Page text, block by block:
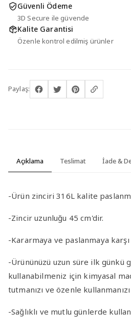
Güvenli Ödeme
3D Secure ile güvende
Kalite Garantisi
Özenle kontrol edilmiş ürünler
Paylaş:
Açıklama Teslimat İade &
-Ürün zinciri 316L kalite
-Zincir uzunluğu 45 cm'dir.
-Kararmaya ve paslanmaya
-Ürününüzü uzun süre ilk günkü
kullanabilmeniz için kimyasal
tutmanızı ve özenle
-Sağlıklı ve mutlu günlerde